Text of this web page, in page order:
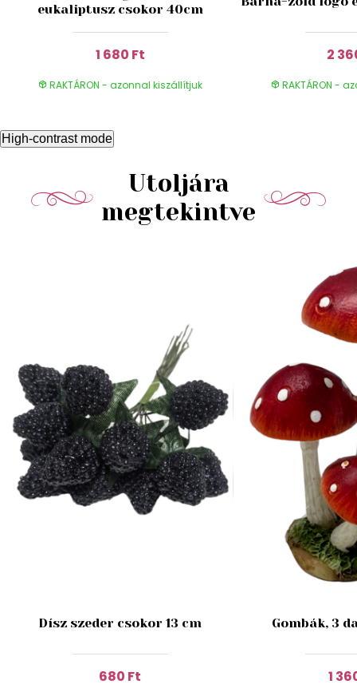
eukaliptusz csokor 40cm
1 680 Ft
RAKTÁRON - azonnal kiszállítjuk
2
RAKTÁRON -
High-contrast mode
Utoljára
megtekintve
Dísz szeder csokor 13 cm
680 Ft
Gombák, 3
1